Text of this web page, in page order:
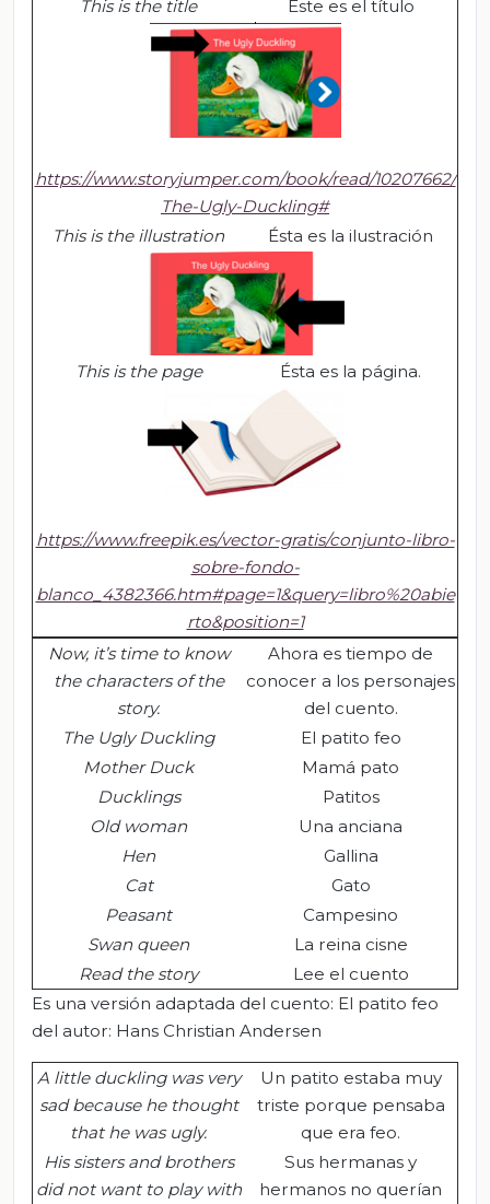
This is the title Éste es el título
https://www.storyjumper.com/book/read/10207662/
The-Ugly-Duckling#
This is the illustration Ésta es la ilustración
This is thepage Ésta es la página.
https://www.freepik.es/vector-gratis/conjunto-libro-
sobre-fondo-
blanco_4382366.htm#page=1&query=libro%20abie
rto&position=1
Now, it’s time to know
the characters of the
story.
Ahora es tiempo de
conocer a los personajes
del cuento.
The Ugly Duckling
El patito feo
Mother Duck
Mamá pato
Ducklings
Patitos
Old woman
Una anciana
Hen
Gallina
Cat
Gato
Peasant
Campesino
Swan queen
La reina cisne
Read the story
Lee el cuento
Es una versión adaptada del cuento: El patito feo
del autor: Hans Christian Andersen
A little duckling was very
sad because he thought
that he was ugly.
Un patito estaba muy
triste porque pensaba
que era feo.
His sisters and brothers
did not want to play with
Sus hermanas y
hermanos no querían